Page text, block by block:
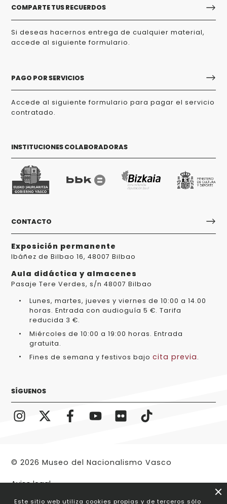
COMPARTE TUS RECUERDOS
Si deseas hacernos entrega de cualquier material,
accede al siguiente formulario.
PAGO POR SERVICIOS
Accede al siguiente formulario para pagar el servicio
contratado.
INSTITUCIONES COLABORADORAS
CONTACTO
Exposición permanente
Ibáñez de Bilbao 16, 48007 Bilbao
Aula didáctica y almacenes
Pasaje Tere Verdes, s/n 48007 Bilbao
Lunes, martes, jueves y viernes de 10:00 a 14.00
horas. Entrada con audioguía 5 €. Tarifa
reducida 3 €.
Miércoles de 10:00 a 19:00 horas. Entrada
gratuita.
Fines de semana y festivos bajo cita previa.
SÍGUENOS
© 2026 Museo del Nacionalismo Vasco
Aviso legal
Este sitio web utiliza cookies propias y de terceros sólo